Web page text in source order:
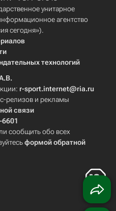
унитарное
агентство
сегодня»).
технологий
r-sport.internet@ria.ru
релизов и рекламы
связи
6601
сообщить обо всех
формой обратной